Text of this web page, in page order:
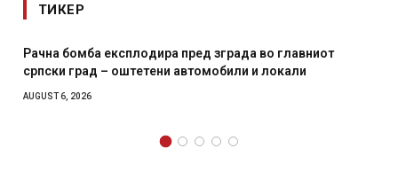
ТИКЕР
бомба експлодира пред зграда во главниот
град – оштетени автомобили и локали
6, 2026